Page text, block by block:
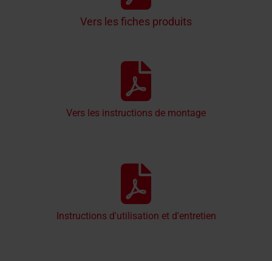
Vers les fiches produits
Vers les instructions de montage
Instructions d'utilisation et d'entretien